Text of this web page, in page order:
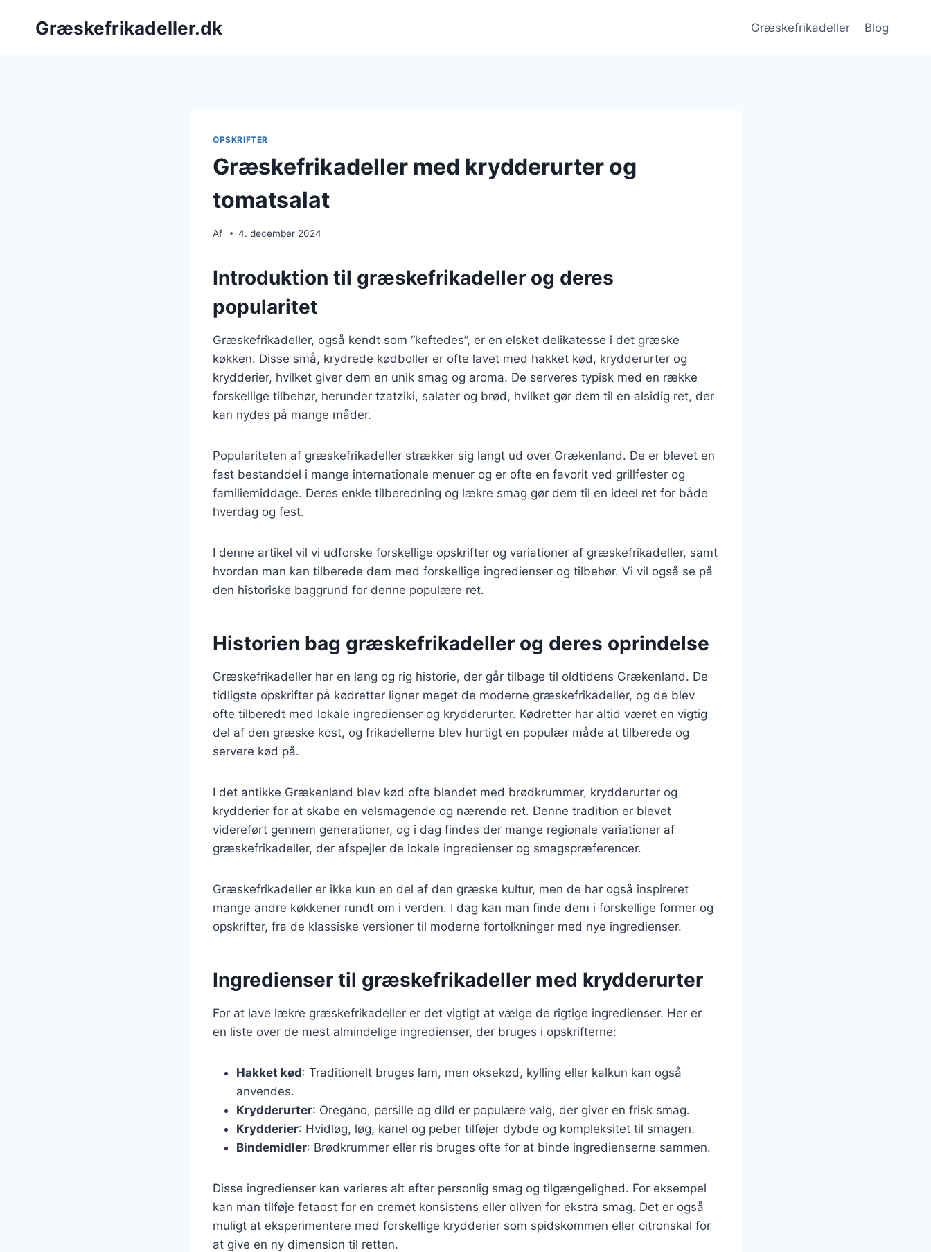
Græskefrikadeller.dk Græskefrikadeller Blog
OPSKRIFTER
Græskefrikadeller med krydderurter og
tomatsalat
Af 4. december 2024
Introduktion til græskefrikadeller og deres
popularitet
Græskefrikadeller, også kendt som “keftedes”, er en elsket delikatesse i det græske
køkken. Disse små, krydrede kødboller er ofte lavet med hakket kød, krydderurter og
krydderier, hvilket giver dem en unik smag og aroma. De serveres typisk med en række
forskellige tilbehør, herunder tzatziki, salater og brød, hvilket gør dem til en alsidig ret, der
kan nydes på mange måder.
Populariteten af græskefrikadeller strækker sig langt ud over Grækenland. De er blevet en
fast bestanddel i mange internationale menuer og er ofte en favorit ved grillfester og
familiemiddage. Deres enkle tilberedning og lækre smag gør dem til en ideel ret for både
hverdag og fest.
I denne artikel vil vi udforske forskellige opskrifter og variationer af græskefrikadeller, samt
hvordan man kan tilberede dem med forskellige ingredienser og tilbehør. Vi vil også se på
den historiske baggrund for denne populære ret.
Historien bag græskefrikadeller og deres oprindelse
Græskefrikadeller har en lang og rig historie, der går tilbage til oldtidens Grækenland. De
tidligste opskrifter på kødretter ligner meget de moderne græskefrikadeller, og de blev
ofte tilberedt med lokale ingredienser og krydderurter. Kødretter har altid været en vigtig
del af den græske kost, og frikadellerne blev hurtigt en populær måde at tilberede og
servere kød på.
I det antikke Grækenland blev kød ofte blandet med brødkrummer, krydderurter og
krydderier for at skabe en velsmagende og nærende ret. Denne tradition er blevet
videreført gennem generationer, og i dag findes der mange regionale variationer af
græskefrikadeller, der afspejler de lokale ingredienser og smagspræferencer.
Græskefrikadeller er ikke kun en del af den græske kultur, men de har også inspireret
mange andre køkkener rundt om i verden. I dag kan man finde dem i forskellige former og
opskrifter, fra de klassiske versioner til moderne fortolkninger med nye ingredienser.
Ingredienser til græskefrikadeller med krydderurter
For at lave lækre græskefrikadeller er det vigtigt at vælge de rigtige ingredienser. Her er
en liste over de mest almindelige ingredienser, der bruges i opskrifterne:
Hakket kød: Traditionelt bruges lam, men oksekød, kylling eller kalkun kan også
anvendes.
Krydderurter: Oregano, persille og dild er populære valg, der giver en frisk smag.
Krydderier: Hvidløg, løg, kanel og peber tilføjer dybde og kompleksitet til smagen.
Bindemidler: Brødkrummer eller ris bruges ofte for at binde ingredienserne sammen.
Disse ingredienser kan varieres alt efter personlig smag og tilgængelighed. For eksempel
kan man tilføje fetaost for en cremet konsistens eller oliven for ekstra smag. Det er også
muligt at eksperimentere med forskellige krydderier som spidskommen eller citronskal for
at give en ny dimension til retten.